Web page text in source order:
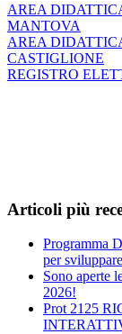
AREA
MANTOVA
AREA
CASTIGLIONE
REGISTRO
Articoli più
Programma
per
Sono aperte
2026!
Prot 2125